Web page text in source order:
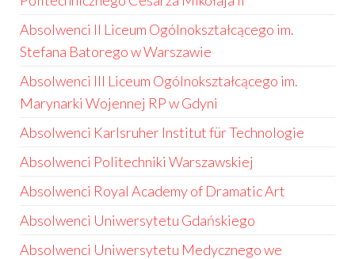
Absolwenci II Liceum Ogólnokształcącego im.
Stefana Batorego w Warszawie
Absolwenci III Liceum Ogólnokształcącego im.
Marynarki Wojennej RP w Gdyni
Absolwenci Karlsruher Institut für Technologie
Absolwenci Politechniki Warszawskiej
Absolwenci Royal Academy of Dramatic Art
Absolwenci Uniwersytetu Gdańskiego
Absolwenci Uniwersytetu Medycznego we